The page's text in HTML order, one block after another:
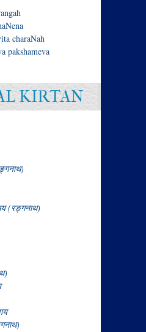
charaNah
pakshameva
KIRTAN
(रङ्गनाथ)